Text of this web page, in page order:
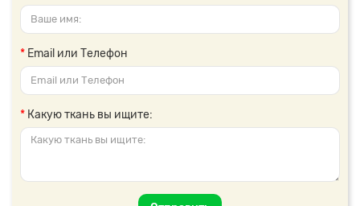
Email или Телефон
Какую ткань вы ищите: